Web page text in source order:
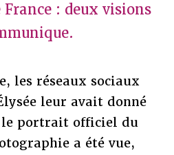
: deux visions
les réseaux sociaux
leur avait donné
portrait officiel du
a été vue,